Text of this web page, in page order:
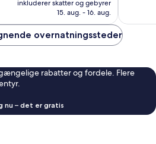
948 kr.
inkluderer skatter og gebyrer
15. aug. - 16. aug.
overnatningssteder
rabatter og fordele. Flere
nu – det er gratis